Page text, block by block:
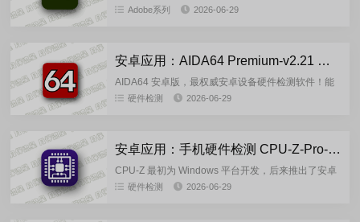
程序，可让您实时绘制模型的三维纹理。该程序拥有
Adobe系列 2026-06-29
安卓应用：AIDA64 Premium-v2.21 解锁内购去广告版
AIDA64 安卓版，最权威安卓设备硬件检测软件！能
专业读取设备型号、系统版本信息，还是CPU、显示
硬件检测 2026-06-29
安卓应用：手机硬件检测 CPU-Z-Pro-v1.59 解锁去广告高级版
CPU-Z 最初为 Windows 平台开发，后来推出了安卓
版。CPU-Z 安卓版是一款免费的应用程序，可以帮助
硬件检测 2026-06-29